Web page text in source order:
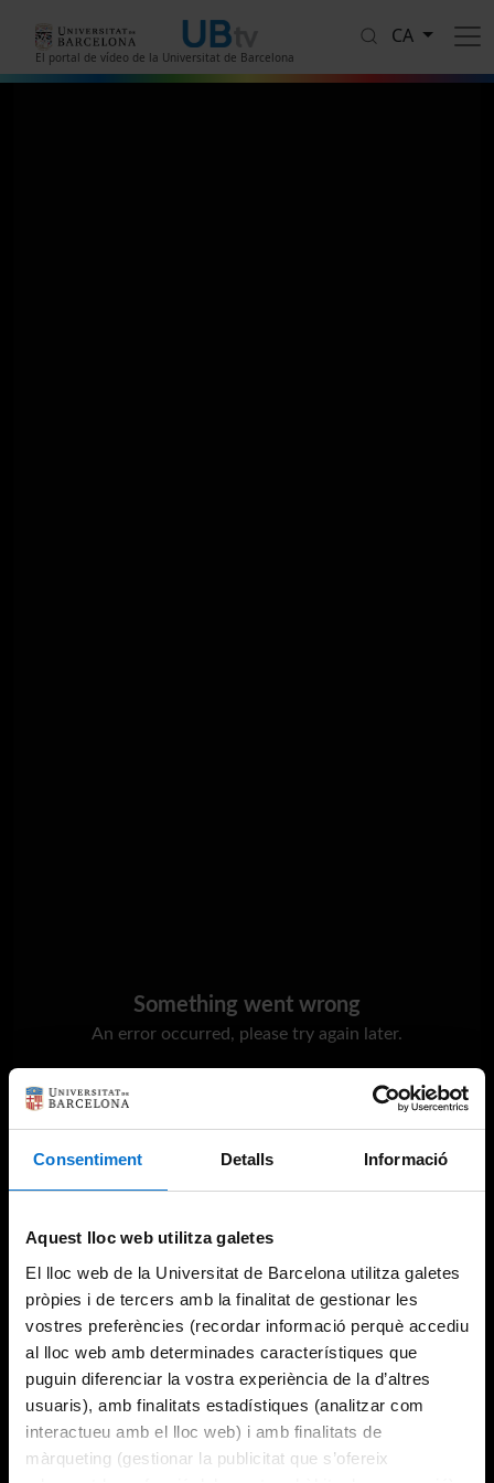
Consentiment Detalls Informació
Aquest lloc web utilitza galetes
El lloc web de la Universitat de Barcelona utilitza galetes
pròpies i de tercers amb la finalitat de gestionar les
vostres preferències (recordar informació perquè accediu
al lloc web amb determinades característiques que
puguin diferenciar la vostra experiència de la d’altres
usuaris), amb finalitats estadístiques (analitzar com
interactueu amb el lloc web) i amb finalitats de
màrqueting (gestionar la publicitat que s’ofereix
El portal de vídeo de la Universitat de Barcelona
CA
Something went wrong
An error occurred, please try again later.
Try again